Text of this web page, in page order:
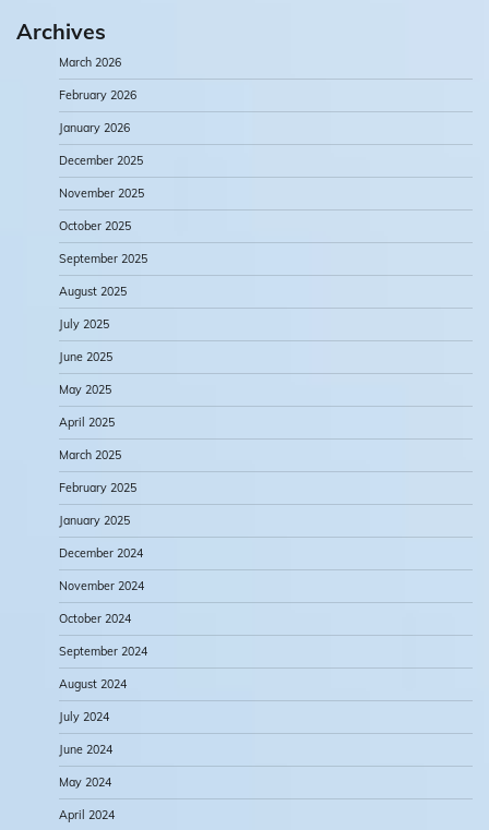
Archives
March 2026
February 2026
January 2026
December 2025
November 2025
October 2025
September 2025
August 2025
July 2025
June 2025
May 2025
April 2025
March 2025
February 2025
January 2025
December 2024
November 2024
October 2024
September 2024
August 2024
July 2024
June 2024
May 2024
April 2024